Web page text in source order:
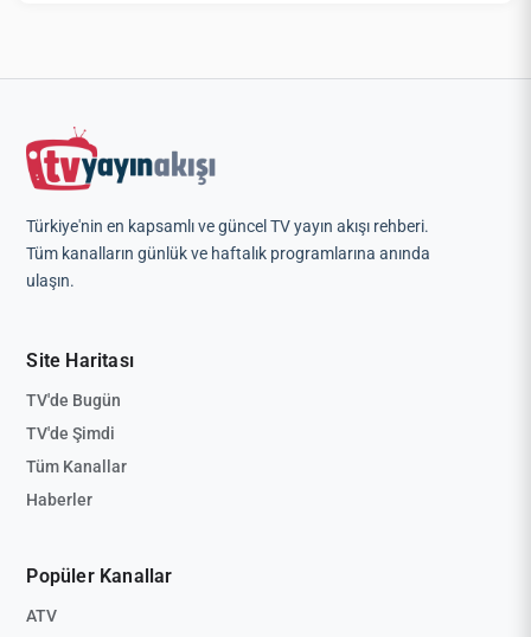
Türkiye'nin en kapsamlı ve güncel TV yayın akışı rehberi.
Tüm kanalların günlük ve haftalık programlarına anında
ulaşın.
Site Haritası
TV'de Bugün
TV'de Şimdi
Tüm Kanallar
Haberler
Popüler Kanallar
ATV